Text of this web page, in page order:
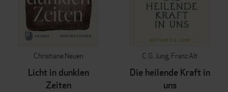
Christiane Neuen
Licht in dunklen
Zeiten
C.G. Jung Franz Alt
Die heilende Kraft in
uns